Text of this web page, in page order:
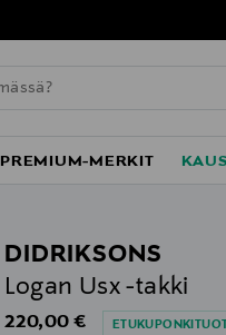
PREMIUM-MERKIT
DIDRIKSONS
Logan Usx -takki
Original Price
220,00 €